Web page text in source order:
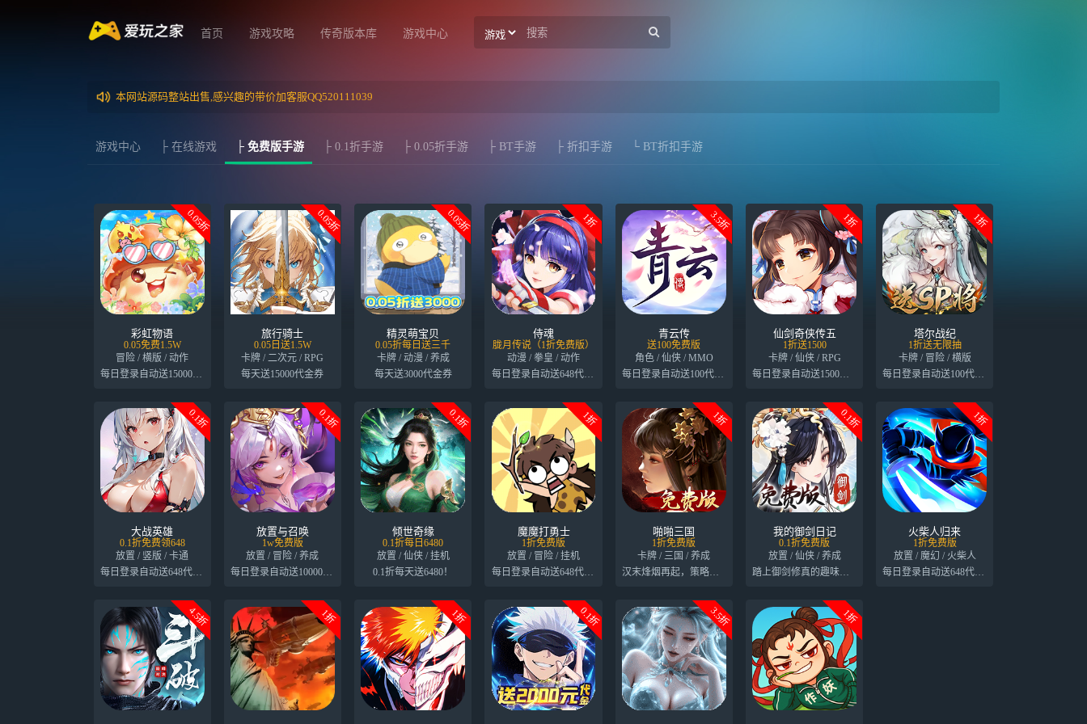
首页 游戏攻略 传奇版本库 游戏中心
本网站源码整站出售,感兴趣的带价加客服QQ520111039
游戏中心 ├ 在线游戏 ├ 免费版手游 ├ 0.1折手游 ├ 0.05折手游 ├ BT手游 ├ 折扣手游 └ BT折扣手游
0.05折
彩虹物语
0.05免费1.5W
冒险 / 横版 / 动作
每日登录自动送15000代金券
0.05折
旅行骑士
0.05日送1.5W
卡牌 / 二次元 / RPG
每天送15000代金券
0.05折
精灵萌宝贝
0.05折每日送三千
卡牌 / 动漫 / 养成
每天送3000代金券
1折
侍魂
胧月传说（1折免费版）
动漫 / 拳皇 / 动作
每日登录自动送648代金券
3.5折
青云传
送100免费版
角色 / 仙侠 / MMO
每日登录自动送100代金券
1折
仙剑奇侠传五
1折送1500
卡牌 / 仙侠 / RPG
每日登录自动送1500代金券
1折
塔尔战纪
1折送无限抽
卡牌 / 冒险 / 横版
每日登录自动送100代金券
0.1折
大战英雄
0.1折免费领648
放置 / 竖版 / 卡通
每日登录自动送648代金券
0.1折
放置与召唤
1w免费版
放置 / 冒险 / 养成
每日登录自动送10000代金券
0.1折
倾世奇缘
0.1折每日6480
放置 / 仙侠 / 挂机
0.1折每天送6480！
1折
魔魔打勇士
1折免费版
放置 / 冒险 / 挂机
每日登录自动送648代金券
1折
啪啪三国
1折免费版
卡牌 / 三国 / 养成
汉末烽烟再起，策略王者归来
0.1折
我的御剑日记
0.1折免费版
放置 / 仙侠 / 养成
踏上御剑修真的趣味之旅
1折
火柴人归来
1折免费版
放置 / 魔幻 / 火柴人
每日登录自动送648代金券
4.5折 1折 1折 0.1折 3.5折 1折